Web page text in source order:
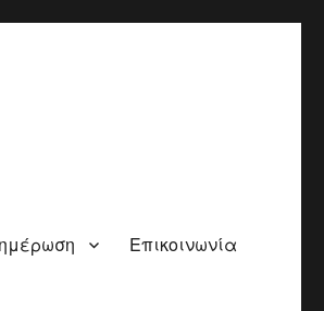
Επικοινωνία